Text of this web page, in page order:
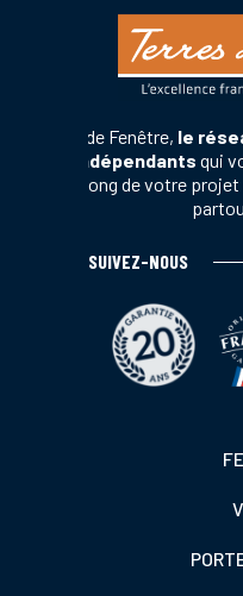
Terres de Fenêtre, le
vente indépendants qui
tout au long de votre
SUIVEZ-NOUS